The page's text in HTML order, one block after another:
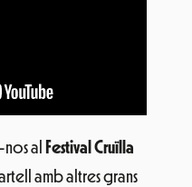
al Festival Cruïlla
amb altres grans